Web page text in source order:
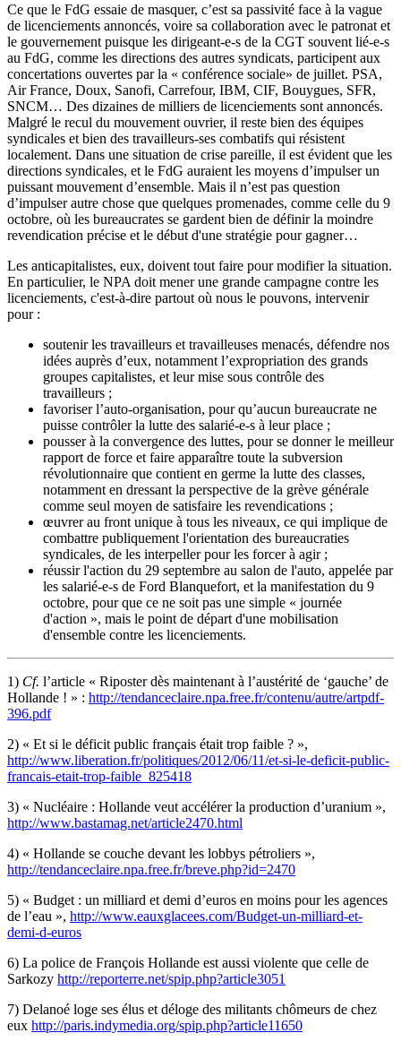
Ce que le FdG essaie de masquer, c’est sa passivité face à la vague
de licenciements annoncés, voire sa collaboration avec le patronat et
le gouvernement puisque les dirigeant-e-s de la CGT souvent lié-e-s
au FdG, comme les directions des autres syndicats, participent aux
concertations ouvertes par la « conférence sociale» de juillet. PSA,
Air France, Doux, Sanofi, Carrefour, IBM, CIF, Bouygues, SFR,
SNCM… Des dizaines de milliers de licenciements sont annoncés.
Malgré le recul du mouvement ouvrier, il reste bien des équipes
syndicales et bien des travailleurs-ses combatifs qui résistent
localement. Dans une situation de crise pareille, il est évident que les
directions syndicales, et le FdG auraient les moyens d’impulser un
puissant mouvement d’ensemble. Mais il n’est pas question
d’impulser autre chose que quelques promenades, comme celle du 9
octobre, où les bureaucrates se gardent bien de définir la moindre
revendication précise et le début d'une stratégie pour gagner…
Les anticapitalistes, eux, doivent tout faire pour modifier la situation.
En particulier, le NPA doit mener une grande campagne contre les
licenciements, c'est-à-dire partout où nous le pouvons, intervenir
pour :
soutenir les travailleurs et travailleuses menacés, défendre nos
idées auprès d’eux, notamment l’expropriation des grands
groupes capitalistes, et leur mise sous contrôle des
travailleurs ;
favoriser l’auto-organisation, pour qu’aucun bureaucrate ne
puisse contrôler la lutte des salarié-e-s à leur place ;
pousser à la convergence des luttes, pour se donner le meilleur
rapport de force et faire apparaître toute la subversion
révolutionnaire que contient en germe la lutte des classes,
notamment en dressant la perspective de la grève générale
comme seul moyen de satisfaire les revendications ;
œuvrer au front unique à tous les niveaux, ce qui implique de
combattre publiquement l'orientation des bureaucraties
syndicales, de les interpeller pour les forcer à agir ;
réussir l'action du 29 septembre au salon de l'auto, appelée par
les salarié-e-s de Ford Blanquefort, et la manifestation du 9
octobre, pour que ce ne soit pas une simple « journée
d'action », mais le point de départ d'une mobilisation
d'ensemble contre les licenciements.
1) Cf. l’article « Riposter dès maintenant à l’austérité de ‘gauche’ de
Hollande ! » : http://tendanceclaire.npa.free.fr/contenu/autre/artpdf-
396.pdf
2) « Et si le déficit public français était trop faible ? »,
http://www.liberation.fr/politiques/2012/06/11/et-si-le-deficit-public-
francais-etait-trop-faible_825418
3) « Nucléaire : Hollande veut accélérer la production d’uranium »,
http://www.bastamag.net/article2470.html
4) « Hollande se couche devant les lobbys pétroliers »,
http://tendanceclaire.npa.free.fr/breve.php?id=2470
5) « Budget : un milliard et demi d’euros en moins pour les agences
de l’eau », http://www.eauxglacees.com/Budget-un-milliard-et-
demi-d-euros
6) La police de François Hollande est aussi violente que celle de
Sarkozy http://reporterre.net/spip.php?article3051
7) Delanoé loge ses élus et déloge des militants chômeurs de chez
eux http://paris.indymedia.org/spip.php?article11650